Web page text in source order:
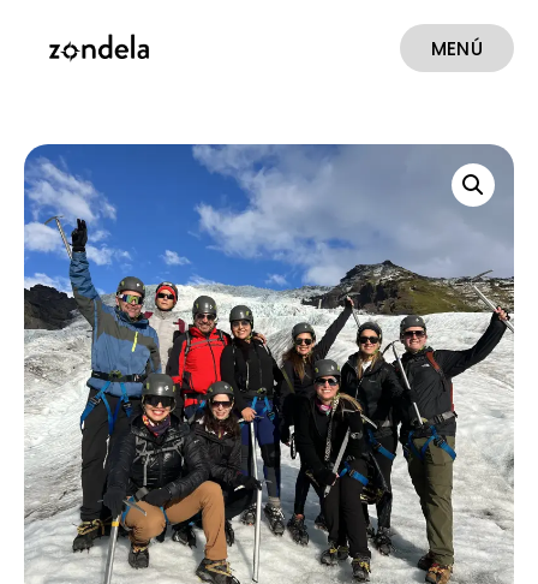
MENÚ